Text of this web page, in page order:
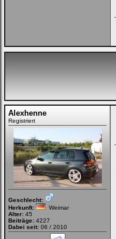
Alexhenne
Registriert
Geschlecht:
Herkunft:
Weimar
Alter: 45
Beiträge: 4227
Dabei seit: 06 / 2010